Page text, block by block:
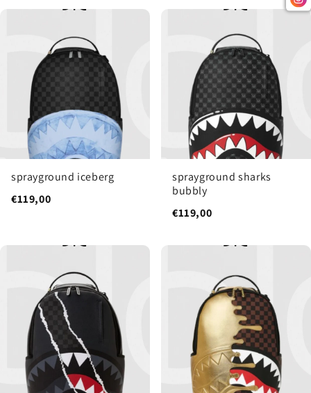
sprayground iceberg
€119,00
sprayground sharks
bubbly
€119,00